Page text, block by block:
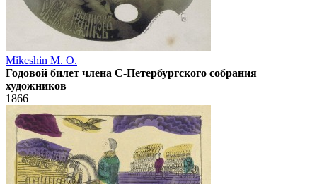
Mikeshin M. O.
Годовой билет члена С-Петербургского собрания
художников
1866